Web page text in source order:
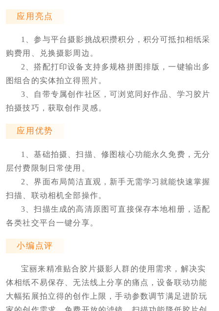
应用亮点
1、参与平台摄影挑战积攒积分，积分可抵扣相纸采
购费用、兑换摄影周边。
2、搭配打印设备支持多规格拼图排版，一键输出多
图组合的实体拍立得照片。
3、自带专属创作社区，可浏览同好作品、学习胶片
拍摄技巧，获取创作灵感。
应用优势
1、基础拍摄、扫描、修图核心功能永久免费，无分
层付费限制日常使用。
2、界面布局简洁直观，新手无需学习就能快速掌握
扫描、联动相机全部操作。
3、扫描生成的高清原图可直接保存本地相册，适配
各类社交平台一键分享。
小编点评
宝丽来精准贴合胶片摄影人群的使用需求，解决实
体相纸不易保存、无法线上分享的痛点，设备联动功能
大幅拓展拍立得的创作上限，手动参数调节满足进阶玩